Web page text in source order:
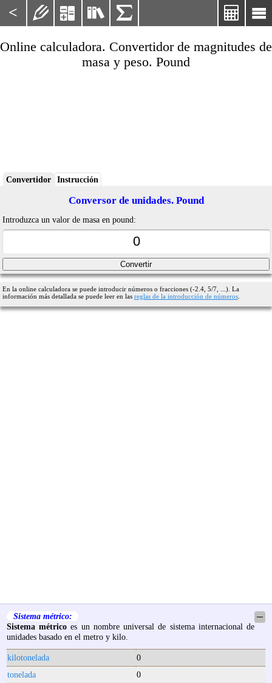
< 

   
Online calculadora. Convertidor de magnitudes de
masa y peso. Pound
Convertidor Instrucción
Conversor de unidades. Pound
Introduzca un valor de masa en pound:
En la online calculadora se puede introducir números o fracciones (-2.4, 5/7, ...). La
información más detallada se puede leer en las reglas de la introducción de números
Sistema métrico:
─
Sistema métrico es un nombre universal de sistema internacional de
unidades basado en el metro y kilo.
kilotonelada
0
tonelada
0